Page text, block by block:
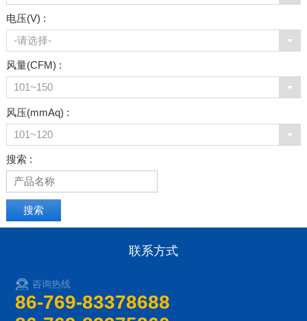
电压(V) :
-请选择-
风量(CFM) :
101~150
风压(mmAq) :
101~120
搜索 :
联系方式
咨询热线
86-769-83378688